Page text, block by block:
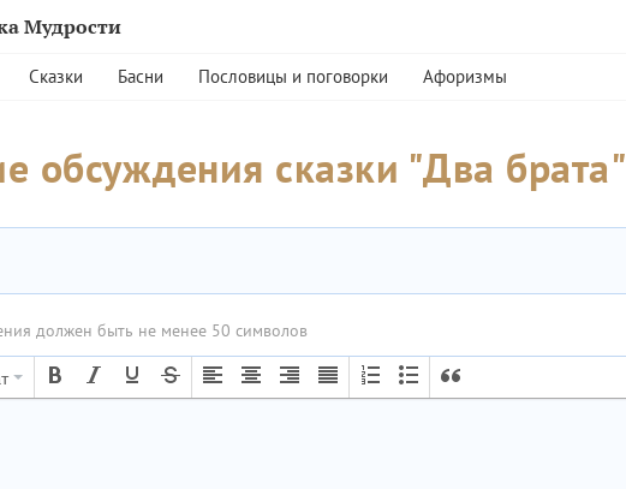
Мудрости
Сказки Басни Пословицы и поговорки Афоризмы
обсуждения сказки "Два брата"
должен быть не менее 50 символов